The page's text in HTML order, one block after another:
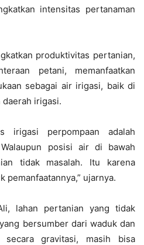
intensitas pertanaman
produktivitas pertanian,
petani, memanfaatkan
sebagai air irigasi, baik di
irigasi.
irigasi perpompaan adalah
posisi air di bawah
tidak masalah. Itu karena
pemanfaatannya,” ujarnya.
lahan pertanian yang tidak
bersumber dari waduk dan
secara gravitasi, masih bisa